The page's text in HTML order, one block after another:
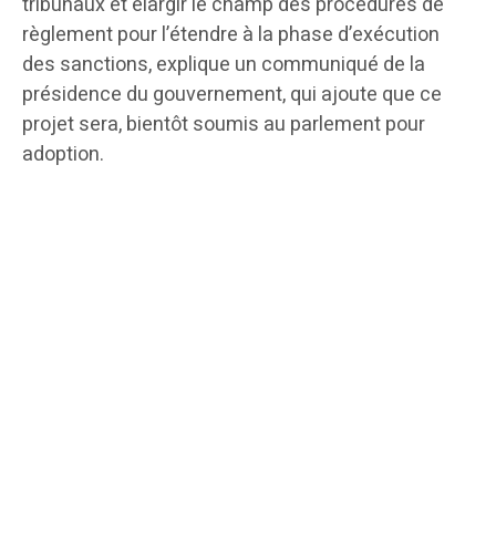
règlement pour l’étendre à la phase d’exécution
des sanctions, explique un communiqué de la
présidence du gouvernement, qui ajoute que ce
projet sera, bientôt soumis au parlement pour
adoption.